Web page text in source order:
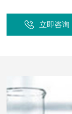
立即咨询